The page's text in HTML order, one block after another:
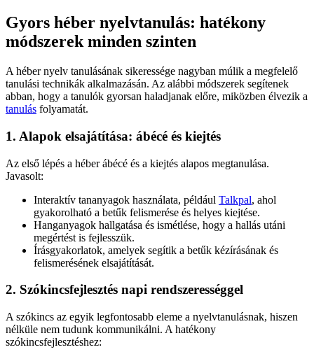
Gyors héber nyelvtanulás: hatékony
módszerek minden szinten
A héber nyelv tanulásának sikeressége nagyban múlik a megfelelő
tanulási technikák alkalmazásán. Az alábbi módszerek segítenek
abban, hogy a tanulók gyorsan haladjanak előre, miközben élvezik a
tanulás folyamatát.
1. Alapok elsajátítása: ábécé és kiejtés
Az első lépés a héber ábécé és a kiejtés alapos megtanulása.
Javasolt:
Interaktív tananyagok használata, például Talkpal, ahol
gyakorolható a betűk felismerése és helyes kiejtése.
Hanganyagok hallgatása és ismétlése, hogy a hallás utáni
megértést is fejlesszük.
Írásgyakorlatok, amelyek segítik a betűk kézírásának és
felismerésének elsajátítását.
2. Szókincsfejlesztés napi rendszerességgel
A szókincs az egyik legfontosabb eleme a nyelvtanulásnak, hiszen
nélküle nem tudunk kommunikálni. A hatékony
szókincsfejlesztéshez: